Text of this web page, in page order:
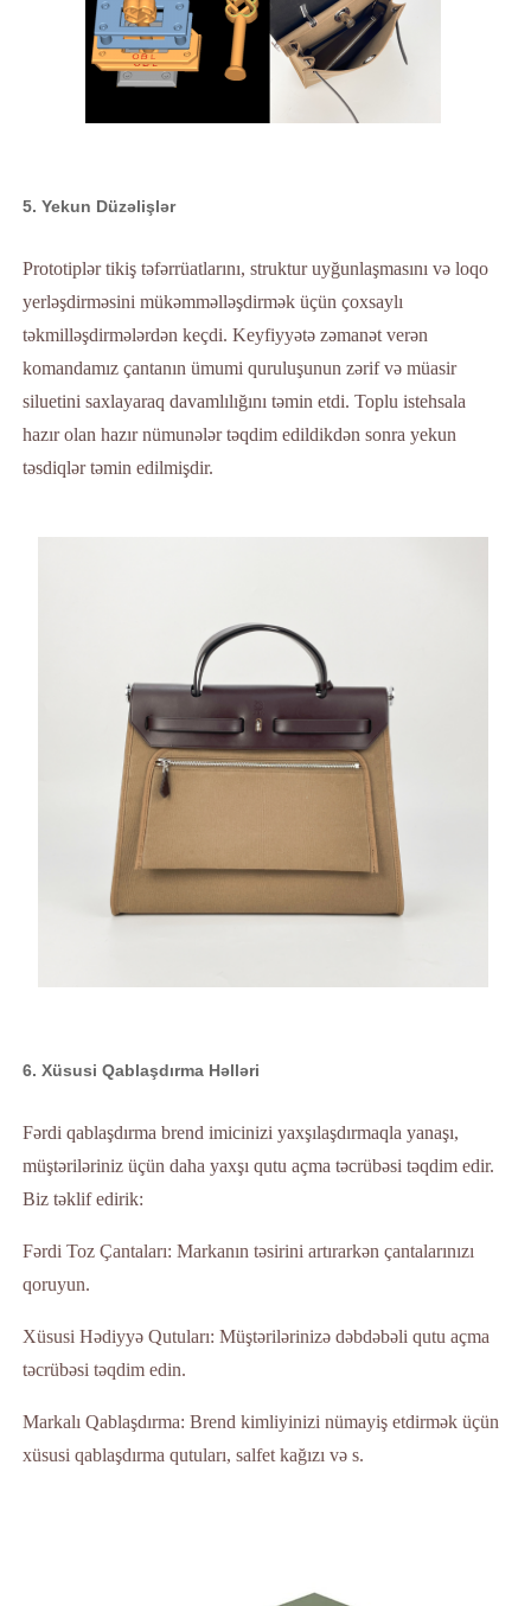
5. Yekun Düzəlişlər
Prototiplər tikiş təfərrüatlarını, struktur uyğunlaşmasını və loqo
yerləşdirməsini mükəmməlləşdirmək üçün çoxsaylı
təkmilləşdirmələrdən keçdi. Keyfiyyətə zəmanət verən
komandamız çantanın ümumi quruluşunun zərif və müasir
siluetini saxlayaraq davamlılığını təmin etdi. Toplu istehsala
hazır olan hazır nümunələr təqdim edildikdən sonra yekun
təsdiqlər təmin edilmişdir.
6. Xüsusi Qablaşdırma Həlləri
Fərdi qablaşdırma brend imicinizi yaxşılaşdırmaqla yanaşı,
müştəriləriniz üçün daha yaxşı qutu açma təcrübəsi təqdim edir.
Biz təklif edirik:
Fərdi Toz Çantaları: Markanın təsirini artırarkən çantalarınızı
qoruyun.
Xüsusi Hədiyyə Qutuları: Müştərilərinizə dəbdəbəli qutu açma
təcrübəsi təqdim edin.
Markalı Qablaşdırma: Brend kimliyinizi nümayiş etdirmək üçün
xüsusi qablaşdırma qutuları, salfet kağızı və s.